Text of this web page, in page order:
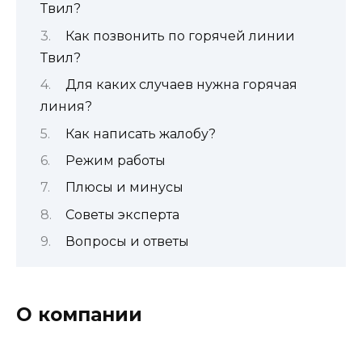
Твил?
Как позвонить по горячей линии
Твил?
Для каких случаев нужна горячая
линия?
Как написать жалобу?
Режим работы
Плюсы и минусы
Советы эксперта
Вопросы и ответы
О компании